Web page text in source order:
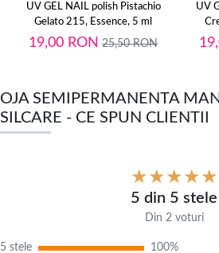
UV GEL NAIL polish Pistachio
Gelato 215, Essence, 5 ml
19,00 RON 25,50RON
UV
OJA SEMIPERMANENTA
SILCARE - CE SPUN CLIENTII
5 din 5 stele
Din 2 voturi
5 stele
100%